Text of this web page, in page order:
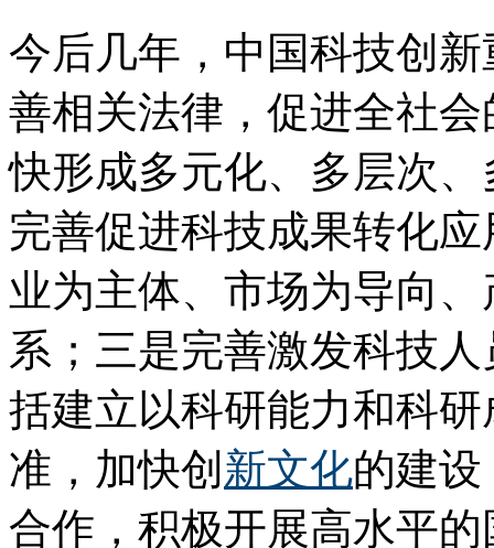
今后几年，中国科技创
善相关法律，促进全社
快形成多元化、多层次
完善促进科技成果转化
业为主体、市场为导向
系；三是完善激发科技
括建立以科研能力和科
准，加快创新文化的建
合作，积极开展高水平